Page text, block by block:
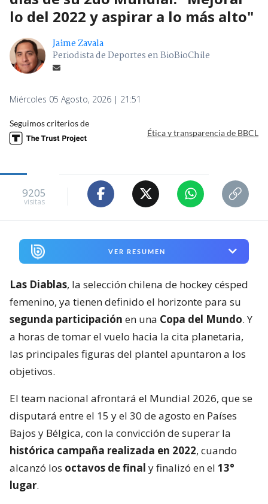
lo del 2022 y aspirar a lo más alto"
Jaime Zavala
Periodista de Deportes en BioBioChile
Miércoles 05 Agosto, 2026 | 21:51
Seguimos criterios de
Ética y transparencia de BBCL
9205
visitas
VER RESUMEN
Las Diablas, la selección chilena de hockey césped
femenino, ya tienen definido el horizonte para su
segunda participación en una Copa del Mundo. Y
a horas de tomar el vuelo hacia la cita planetaria,
las principales figuras del plantel apuntaron a los
objetivos.
El team nacional afrontará el Mundial 2026, que se
disputará entre el 15 y el 30 de agosto en Países
Bajos y Bélgica, con la convicción de superar la
histórica campaña realizada en 2022, cuando
alcanzó los octavos de final y finalizó en el 13°
lugar.